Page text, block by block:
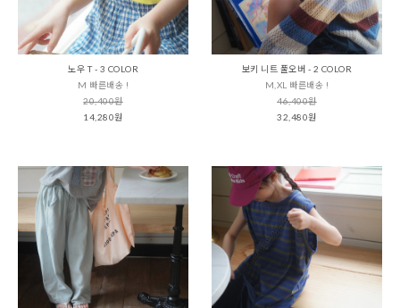
노우 T - 3 COLOR
M 빠른배송 !
20,400원
14,280원
보키 니트 풀오버 - 2 COLOR
M,XL 빠른배송 !
46,400원
32,480원